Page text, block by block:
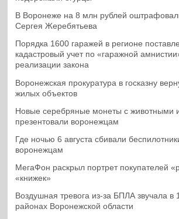
В Воронеже на 8 млн рублей
Сергея Жеребятьева
Порядка 1600 гаражей в регионе
кадастровый учет по «гаражной
реализации закона
Воронежская прокуратура в госказну
жилых объектов
Новые серебряные монеты с животными
презентовали воронежцам
Где ночью 6 августа сбивали
воронежцам
МегаФон раскрыл портрет покупателей
«книжек»
Воздушная тревога из-за БПЛА звучала в
районах Воронежской области